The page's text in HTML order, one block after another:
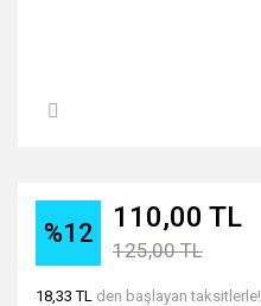
%12 110,00 TL
125,00 TL
18,33 TL den başlayan taksitlerle!